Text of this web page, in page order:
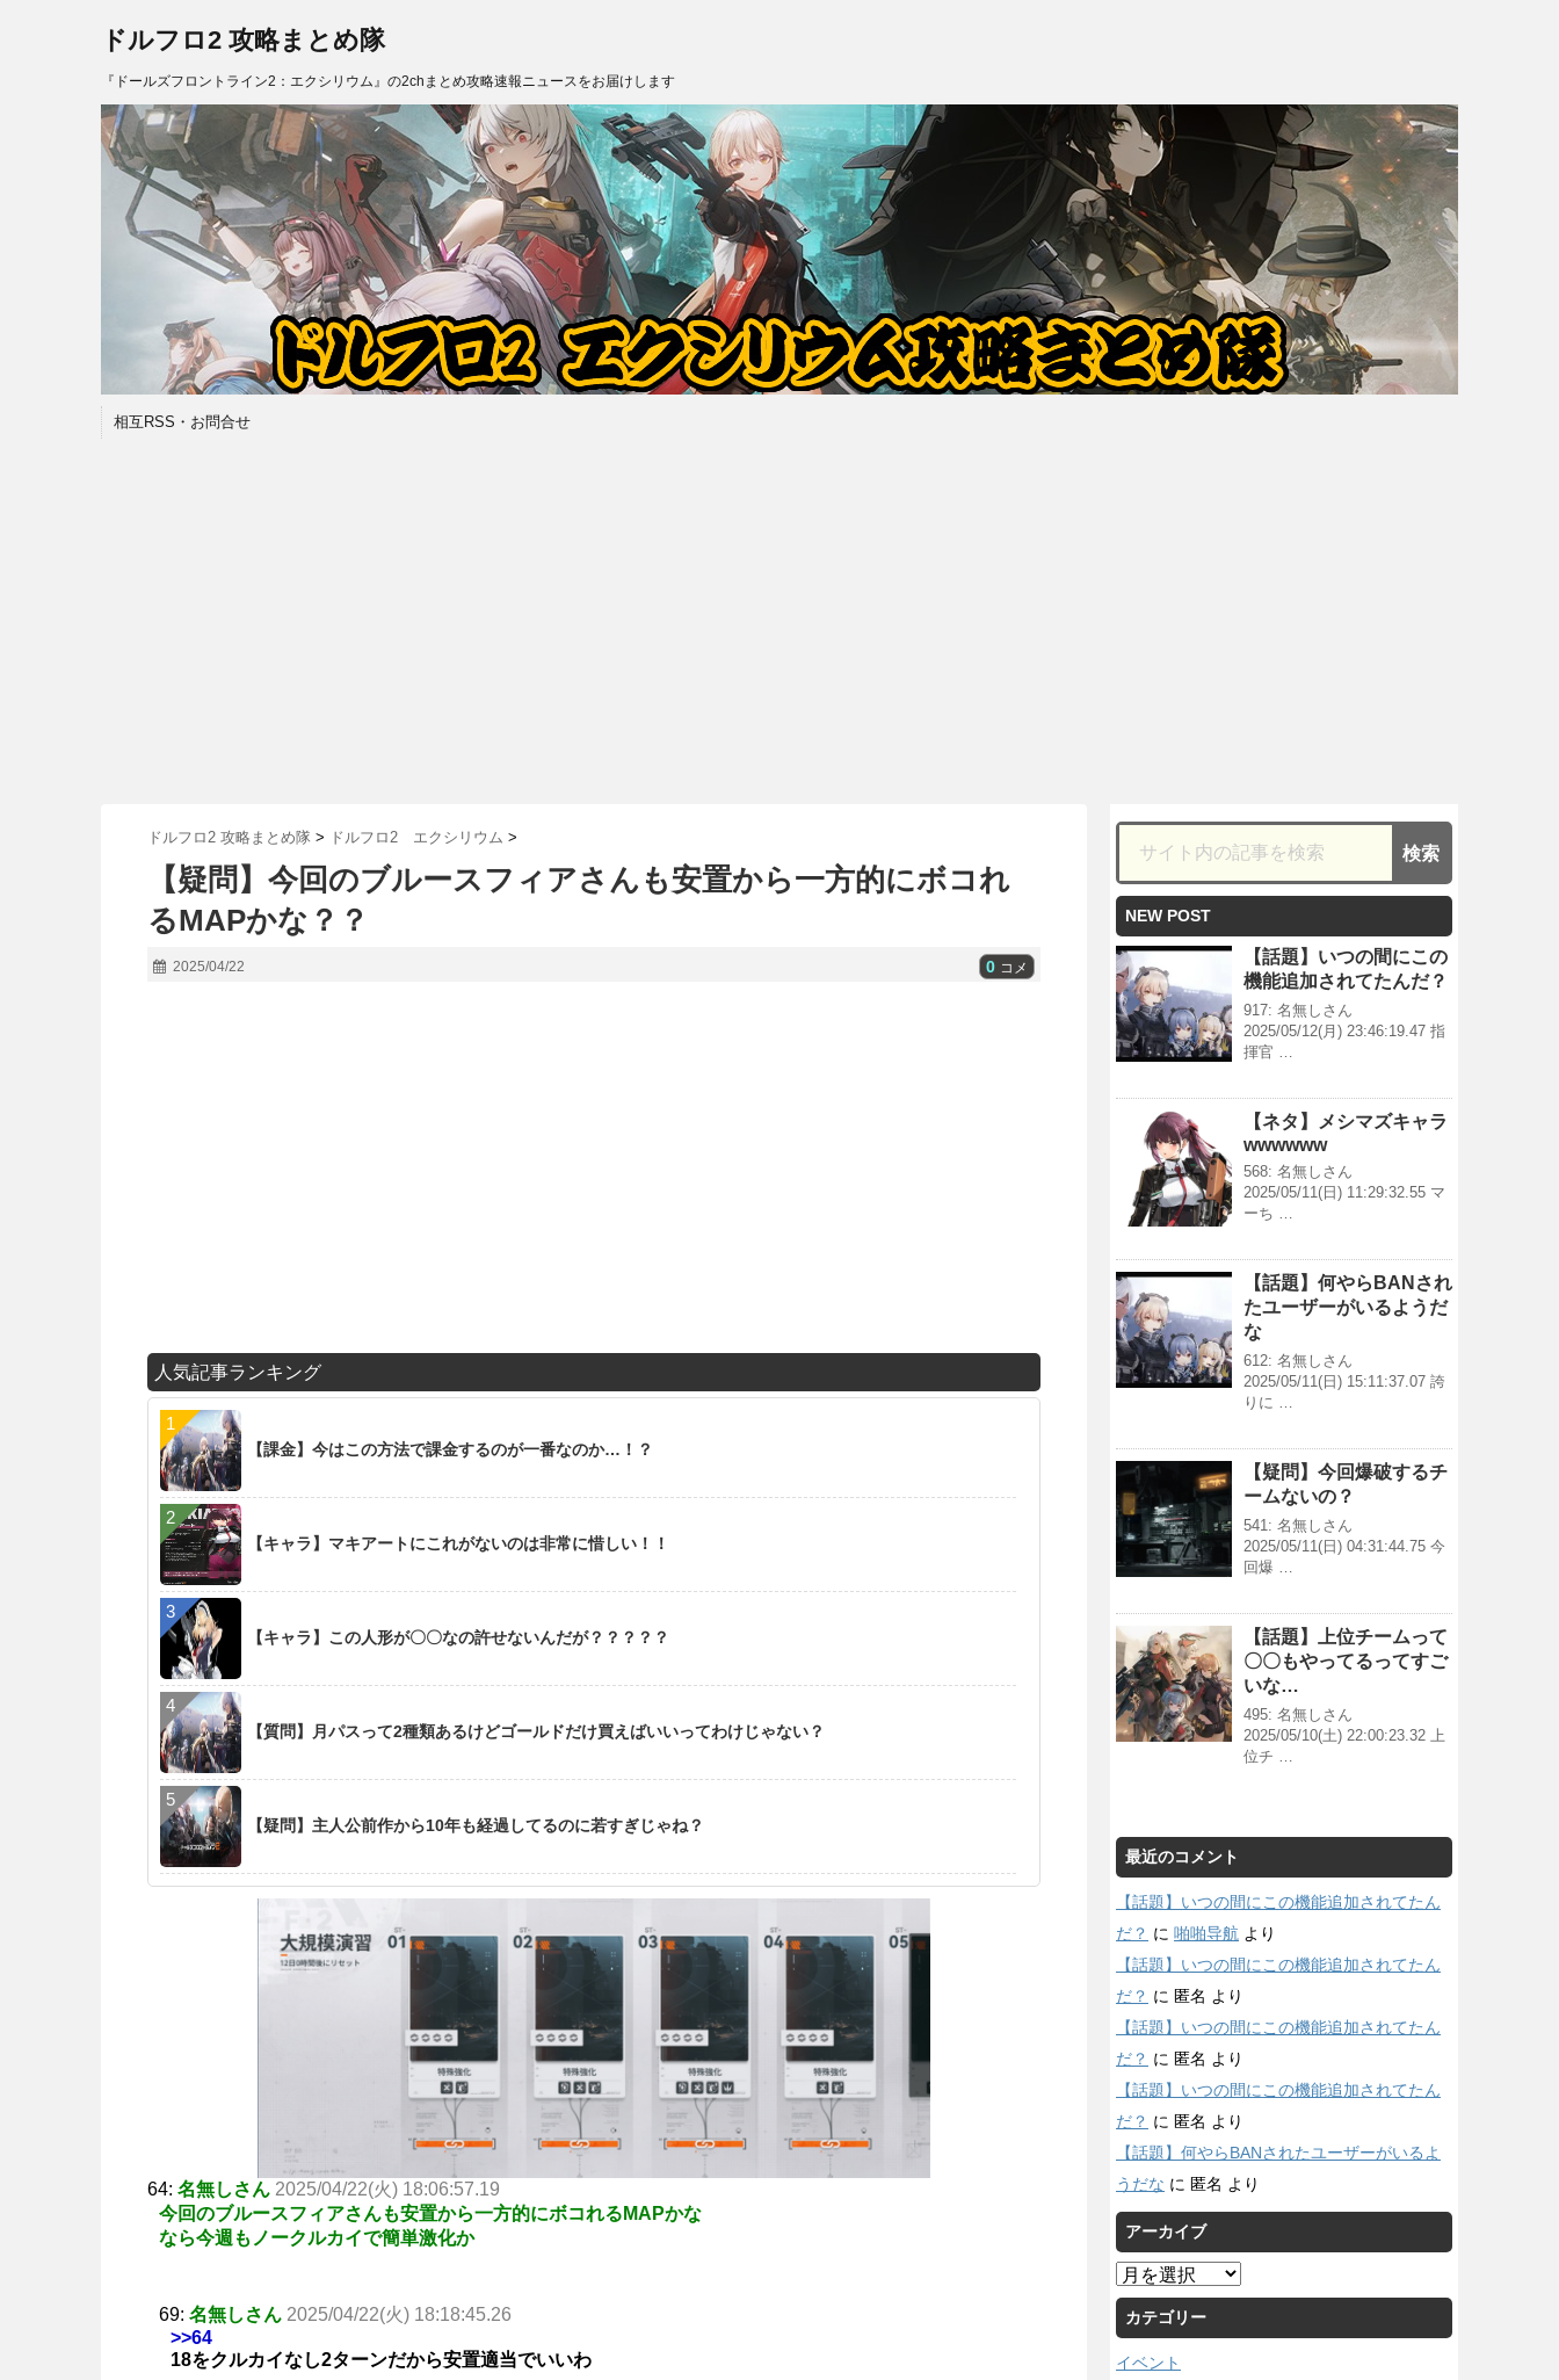
ドルフロ2 攻略まとめ隊
『ドールズフロントライン2：エクシリウム』の2chまとめ攻略速報ニュースをお届けします
相互RSS・お問合せ
ドルフロ2 攻略まとめ隊 > ドルフロ2 エクシリウム >
【疑問】今回のブルースフィアさんも安置から一方的にボコれ
るMAPかな？？
2025/04/22 0 コメ
人気記事ランキング
【課金】今はこの方法で課金するのが一番なのか…！？
【キャラ】マキアートにこれがないのは非常に惜しい！！
【キャラ】この人形が〇〇なの許せないんだが？？？？？
【質問】月パスって2種類あるけどゴールドだけ買えばいいってわけじゃない？
【疑問】主人公前作から10年も経過してるのに若すぎじゃね？
64: 名無しさん 2025/04/22(火) 18:06:57.19
今回のブルースフィアさんも安置から一方的にボコれるMAPかな
なら今週もノークルカイで簡単激化か
69: 名無しさん 2025/04/22(火) 18:18:45.26
>>64
18をクルカイなし2ターンだから安置適当でいいわ
NEW POST
【話題】いつの間にこの
機能追加されてたんだ？
917: 名無しさん
2025/05/12(月) 23:46:19.47 指
揮官 …
【ネタ】メシマズキャラ
wwwwww
568: 名無しさん
2025/05/11(日) 11:29:32.55 マ
ーち …
【話題】何やらBANされ
たユーザーがいるようだ
な
612: 名無しさん
2025/05/11(日) 15:11:37.07 誇
りに …
【疑問】今回爆破するチ
ームないの？
541: 名無しさん
2025/05/11(日) 04:31:44.75 今
回爆 …
【話題】上位チームって
〇〇もやってるってすご
いな…
495: 名無しさん
2025/05/10(土) 22:00:23.32 上
位チ …
最近のコメント
【話題】いつの間にこの機能追加されてたん
だ？ に 啪啪导航 より
【話題】いつの間にこの機能追加されてたん
だ？ に 匿名 より
【話題】いつの間にこの機能追加されてたん
だ？ に 匿名 より
【話題】いつの間にこの機能追加されてたん
だ？ に 匿名 より
【話題】何やらBANされたユーザーがいるよ
うだな に 匿名 より
アーカイブ
ア
ー
カ
イ
ブ
カテゴリー
イベント